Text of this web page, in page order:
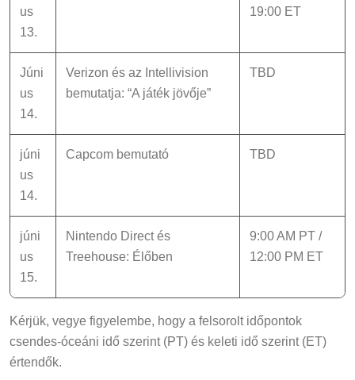
us
13.
19:00 ET
Júni
us
14.
Verizon és az Intellivision
bemutatja: “A játék jövője”
TBD
júni
us
14.
Capcom bemutató TBD
júni
us
15.
Nintendo Direct és
Treehouse: Élőben
9:00 AM PT /
12:00 PM ET
Kérjük, vegye figyelembe, hogy a felsorolt időpontok
csendes-óceáni idő szerint (PT) és keleti idő szerint (ET)
értendők.